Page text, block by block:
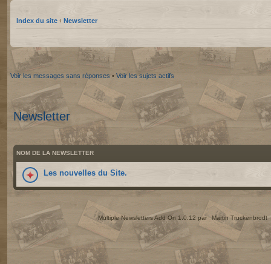
Index du site ‹ Newsletter
Voir les messages sans réponses • Voir les sujets actifs
Newsletter
NOM DE LA NEWSLETTER
Les nouvelles du Site.
Multiple Newsletters Add On 1.0.12 par Martin Truckenbrodt